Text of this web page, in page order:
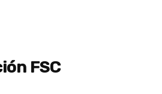
FSC